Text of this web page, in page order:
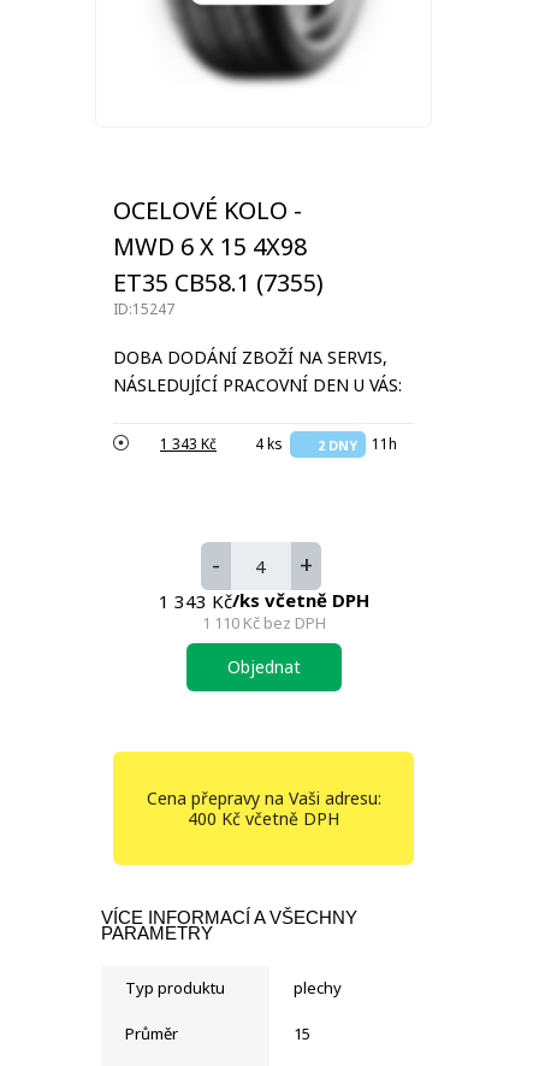
OCELOVÉ KOLO -
MWD 6 X 15 4X98
ET35 CB58.1 (7355)
ID:15247
DOBA DODÁNÍ ZBOŽÍ NA SERVIS,
NÁSLEDUJÍCÍ PRACOVNÍ DEN U VÁS:
1 343 Kč 4 ks 2 DNY 11h
- +
1 343 Kč/ks včetně DPH
1 110 Kčbez DPH
Objednat
Cena přepravy na Vaši adresu:
400 Kč včetně DPH
VÍCE INFORMACÍ A VŠECHNY
PARAMETRY
Typ produktu plechy
Průměr 15